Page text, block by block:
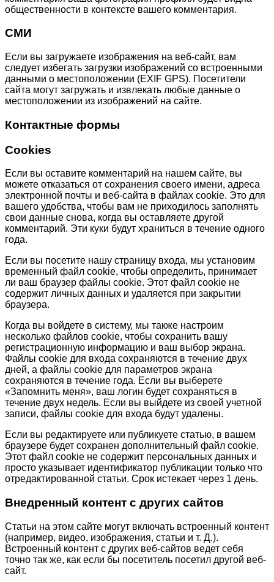
общественности в контексте вашего комментария.
СМИ
Если вы загружаете изображения на веб-сайт, вам
следует избегать загрузки изображений со встроенными
данными о местоположении (EXIF GPS). Посетители
сайта могут загружать и извлекать любые данные о
местоположении из изображений на сайте.
Контактные формы
Cookies
Если вы оставите комментарий на нашем сайте, вы
можете отказаться от сохранения своего имени, адреса
электронной почты и веб-сайта в файлах cookie. Это для
вашего удобства, чтобы вам не приходилось заполнять
свои данные снова, когда вы оставляете другой
комментарий. Эти куки будут храниться в течение одного
года.
Если вы посетите нашу страницу входа, мы установим
временный файл cookie, чтобы определить, принимает
ли ваш браузер файлы cookie. Этот файл cookie не
содержит личных данных и удаляется при закрытии
браузера.
Когда вы войдете в систему, мы также настроим
несколько файлов cookie, чтобы сохранить вашу
регистрационную информацию и ваш выбор экрана.
Файлы cookie для входа сохраняются в течение двух
дней, а файлы cookie для параметров экрана
сохраняются в течение года. Если вы выберете
«Запомнить меня», ваш логин будет сохраняться в
течение двух недель. Если вы выйдете из своей учетной
записи, файлы cookie для входа будут удалены.
Если вы редактируете или публикуете статью, в вашем
браузере будет сохранен дополнительный файл cookie.
Этот файл cookie не содержит персональных данных и
просто указывает идентификатор публикации только что
отредактированной статьи. Срок истекает через 1 день.
Внедренный контент с других сайтов
Статьи на этом сайте могут включать встроенный контент
(например, видео, изображения, статьи и т. Д.).
Встроенный контент с других веб-сайтов ведет себя
точно так же, как если бы посетитель посетил другой веб-
сайт.